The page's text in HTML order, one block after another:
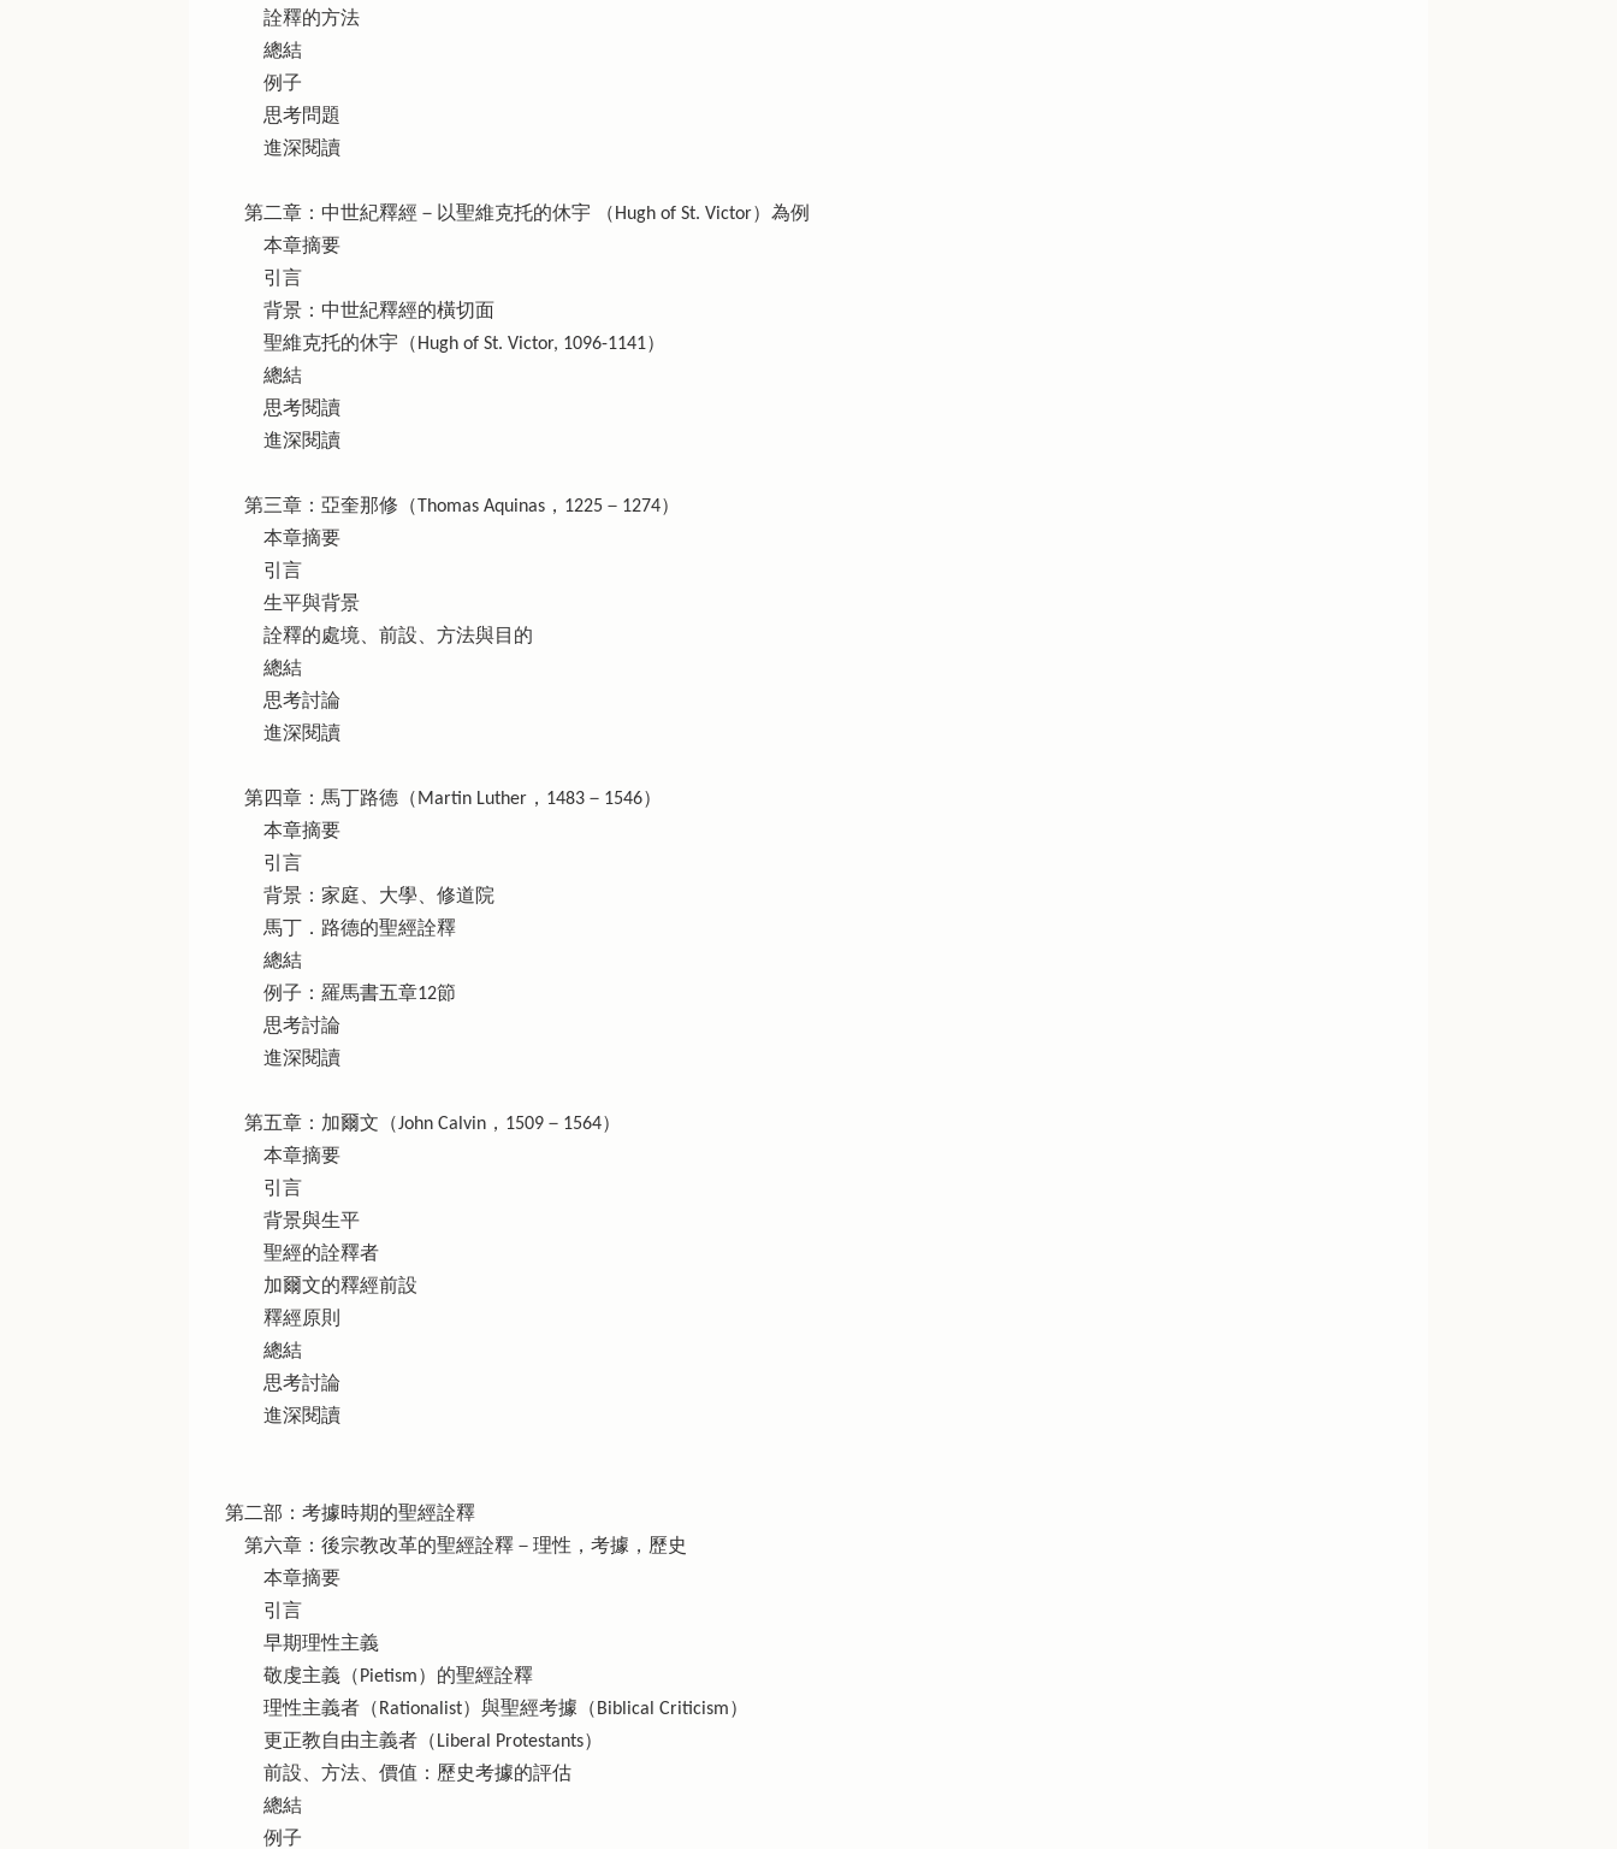
詮釋的方法
總結
例子
思考問題
進深閱讀
第二章：中世紀釋經－以聖維克托的休宇 （Hugh of St. Victor）為例
本章摘要
引言
背景：中世紀釋經的橫切面
聖維克托的休宇（Hugh of St. Victor, 1096-1141）
總結
思考閱讀
進深閱讀
第三章：亞奎那修（Thomas Aquinas，1225－1274）
本章摘要
引言
生平與背景
詮釋的處境、前設、方法與目的
總結
思考討論
進深閱讀
第四章：馬丁路德（Martin Luther，1483－1546）
本章摘要
引言
背景：家庭、大學、修道院
馬丁．路德的聖經詮釋
總結
例子：羅馬書五章12節
思考討論
進深閱讀
第五章：加爾文（John Calvin，1509－1564）
本章摘要
引言
背景與生平
聖經的詮釋者
加爾文的釋經前設
釋經原則
總結
思考討論
進深閱讀
第二部：考據時期的聖經詮釋
第六章：後宗教改革的聖經詮釋－理性，考據，歷史
本章摘要
引言
早期理性主義
敬虔主義（Pietism）的聖經詮釋
理性主義者（Rationalist）與聖經考據（Biblical Criticism）
更正教自由主義者（Liberal Protestants）
前設、方法、價值：歷史考據的評估
總結
例子